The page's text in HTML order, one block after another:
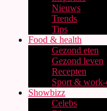
Nieuws
Trends
Tips
Food & health
Gezond eten
Gezond leven
Recepten
Sport & work-
Showbizz
Celebs